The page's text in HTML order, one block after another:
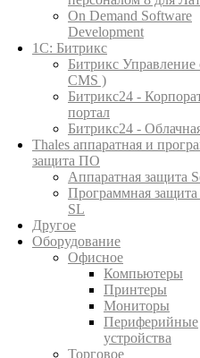
On Demand Software
Development
1С: Битрикс
Битрикс Управление
CMS )
Битрикс24 -
портал
Битрикс24 -
Thales аппаратная и
защита ПО
Аппаратная защита
Программная защита
SL
Другое
Оборудование
Офисное
Компьютеры
Принтеры
Мониторы
Периферийные
устройства
Торговое